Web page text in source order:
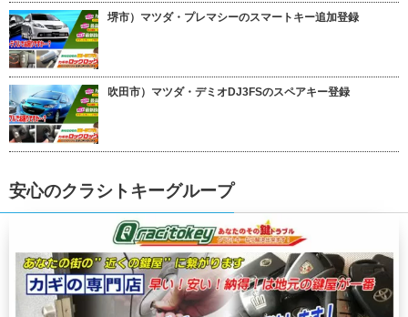
堺市）マツダ・プレマシーのスマートキー追加登録
吹田市）マツダ・デミオDJ3FSのスペアキー登録
安心のクラシトキーグループ